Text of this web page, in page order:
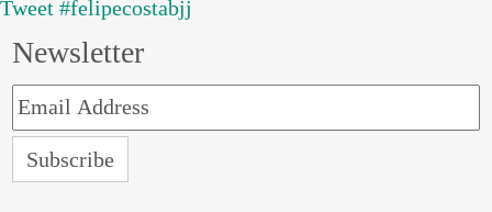
Tweet #felipecostabjj
Newsletter